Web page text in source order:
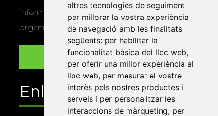
altres tecnologies de seguiment
per millorar la vostra experiència
de navegació amb les finalitats
següents: per habilitar la
funcionalitat bàsica del lloc web,
per oferir una millor experiència al
lloc web, per mesurar el vostre
interès pels nostres productes i
serveis i per personalitzar les
interaccions de màrqueting, per
informació sobre els actes i activitats que
organitza la Xarxa Vives.
Enllaços